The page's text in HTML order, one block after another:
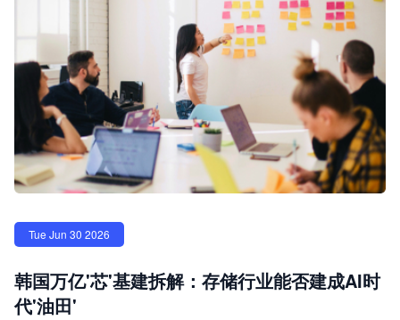
Tue Jun 30 2026
韩国万亿'芯'基建拆解：存储行业能否建成AI时
代'油田'